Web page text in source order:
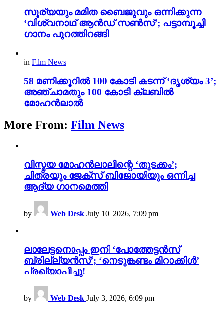
സൂര്യയും മമിത ബൈജുവും ഒന്നിക്കുന്ന
‘വിശ്വനാഥ് ആൻഡ് സൺസ്’; പട്ടാമ്പൂച്ചി
ഗാനം പുറത്തിറങ്ങി
in Film News
58 മണിക്കൂറിൽ 100 കോടി കടന്ന് ‘ദൃശ്യം 3’;
അഞ്ചാമതും 100 കോടി ക്ലബിൽ
മോഹൻലാൽ
More From: Film News
വിസ്മയ മോഹൻലാലിന്റെ ‘തുടക്കം’;
ചിത്രയും ജേക്സ് ബിജോയിയും ഒന്നിച്ച
ആദ്യ ഗാനമെത്തി
by Web Desk July 10, 2026, 7:09 pm
ലാലേട്ടനൊപ്പം ഇനി ‘പോത്തേട്ടൻസ്
ബ്രില്ല്യൻസ്’; ‘നെടുങ്കണ്ടം മിറാക്കിൾ’
പ്രഖ്യാപിച്ചു!
by Web Desk July 3, 2026, 6:09 pm